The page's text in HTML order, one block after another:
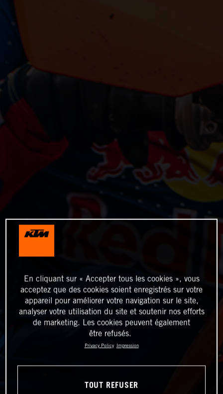
En cliquant sur « Accepter tous les cookies », vous
acceptez que des cookies soient enregistrés sur votre
appareil pour améliorer votre navigation sur le site,
analyser votre utilisation du site et soutenir nos efforts
de marketing. Les cookies peuvent également
être refusés.
Privacy Policy Impression
TOUT REFUSER